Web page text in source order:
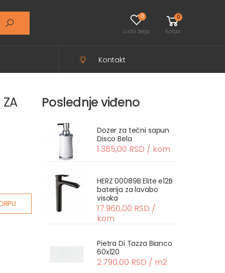
0
Lista želja
0
Korpa
Kontakt
ZA Poslednje viđeno
Dozer za tečni sapun
Disco Bela
1.385,00 RSD / kom
HERZ 00089B Elite e12B
baterija za lavabo
visoka
17.960,00 RSD /
kom
Pietra Di Tazza Bianco
60x120
2.790,00 RSD / m2